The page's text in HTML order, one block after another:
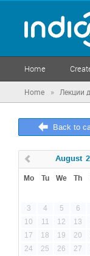
Home
Home » Лекции
Back to
August
Mo Tu We Th
3
4 5 6
10
11 12 13
17
18 19 20
24
25 26 27